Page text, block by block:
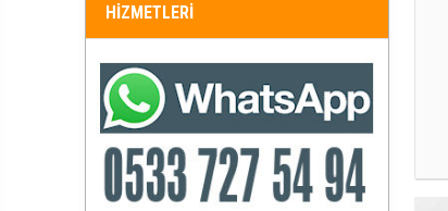
HİZMETLERİ